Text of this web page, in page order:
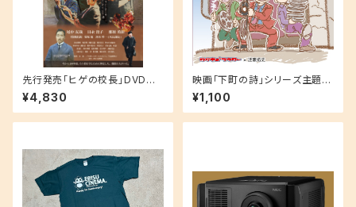
先行発売「ヒゲの校長」DVD特
典ミニパンフ付き
¥4,830
映画「下町の詩」シリーズ主題歌
集CD
¥1,100